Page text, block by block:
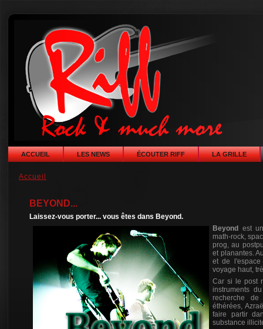
ACCUEIL LES NEWS ÉCOUTER RIFF LA GRILLE
Accueil
BEYOND...
Laissez-vous porter... vous êtes dans Beyond.
Beyond est
math-rock,
prog, au
et planantes.
et de
voyage haut,
Car si le post
instruments
recherche de
éthérées,
faire partir
substance